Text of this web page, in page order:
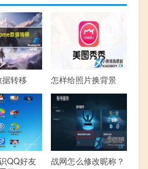
转移 怎样给照片换背景
QQ好友
战网怎么修改昵称？